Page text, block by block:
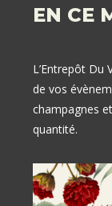
EN CE
L’Entrepôt Du
de vos
champagnes
quantité.